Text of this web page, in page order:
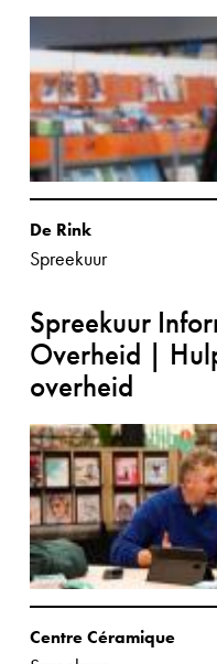
De Rink
Spreekuur
Spreekuur
Overheid |
overheid
Centre Céramique